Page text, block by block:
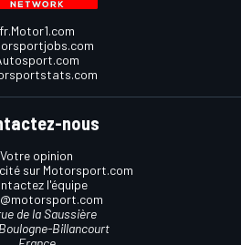
fr.Motor1.com
nous
Votre opinion
sur Motorsport.com
l'équipe
de la Saussière
Billancourt